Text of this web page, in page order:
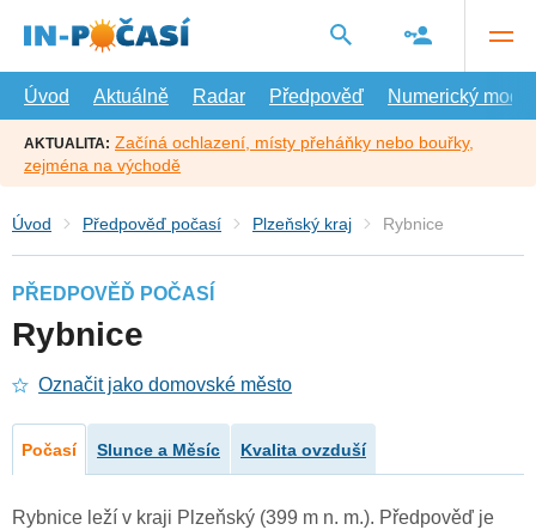
hlavní
Úvod
Aktuálně Radar Předpověď Numerický model
AKTUALITA: Začíná ochlazení, místy přeháňky nebo bouřky,
zejména na východě
Úvod Předpověď počasí Plzeňský kraj Rybnice
PŘEDPOVĚĎ POČASÍ
Rybnice
Označit jako domovské město
Počasí Slunce a Měsíc Kvalita ovzduší
Rybnice leží v kraji Plzeňský (399 m n. m.). Předpověď je